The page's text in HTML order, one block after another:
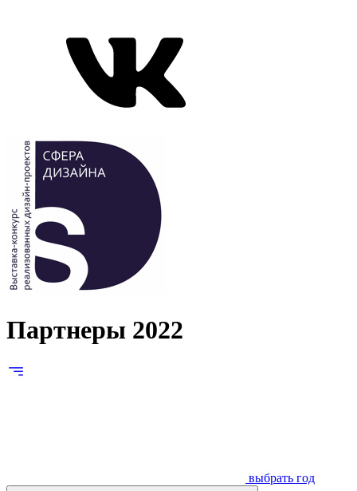
Партнеры 2022
выбрать год